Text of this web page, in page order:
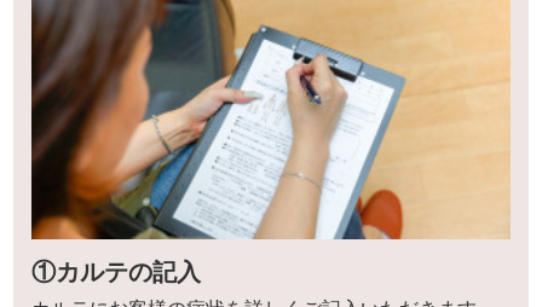
①カルテの記入